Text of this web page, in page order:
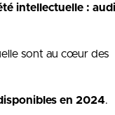
intellectuelle :
sont au cœur des
en 2024.